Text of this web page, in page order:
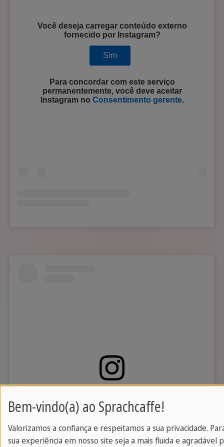
Você deseja carregar conteúdo externo
fornecido por Instagram?
Sim
Para concordar com este serviço
permanentemente, você deve aceitar
Instagramno Consentimento gerente.
Você deseja carregar conteúdo externo
fornecido por
Sim
Bem-vindo(a) ao Sprachcaffe!
Valorizamos a confiança e respeitamos a sua privacidade.
sua experiência em nosso site seja a mais fluida e agradável